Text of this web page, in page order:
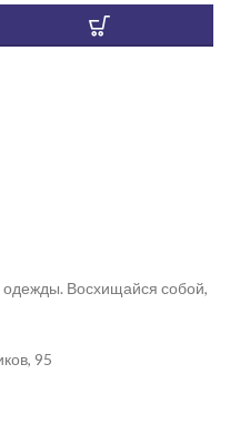
одежды. Восхищайся собой,
95